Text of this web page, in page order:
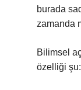
burada
zamanda
Bilimsel
özelliği şu: